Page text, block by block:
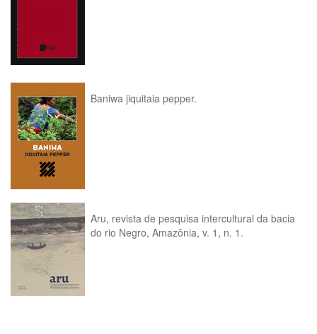
Baniwa jiquitaia pepper.
Aru, revista de pesquisa intercultural da bacia
do rio Negro, Amazônia, v. 1, n. 1.